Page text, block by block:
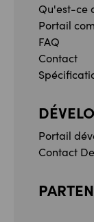
Qu'est-ce
Portail
FAQ
Contact
Portail
Contact